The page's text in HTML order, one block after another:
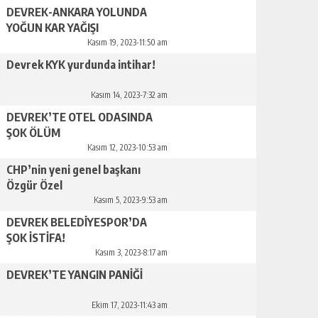
DEVREK-ANKARA YOLUNDA
YOĞUN KAR YAĞIŞI
Kasım 19, 2023-11:50 am
Devrek KYK yurdunda intihar!
Kasım 14, 2023-7:32 am
DEVREK’TE OTEL ODASINDA
ŞOK ÖLÜM
Kasım 12, 2023-10:53 am
CHP’nin yeni genel başkanı
Özgür Özel
Kasım 5, 2023-9:53 am
DEVREK BELEDİYESPOR’DA
ŞOK İSTİFA!
Kasım 3, 2023-8:17 am
DEVREK’TE YANGIN PANİĞİ
Ekim 17, 2023-11:43 am